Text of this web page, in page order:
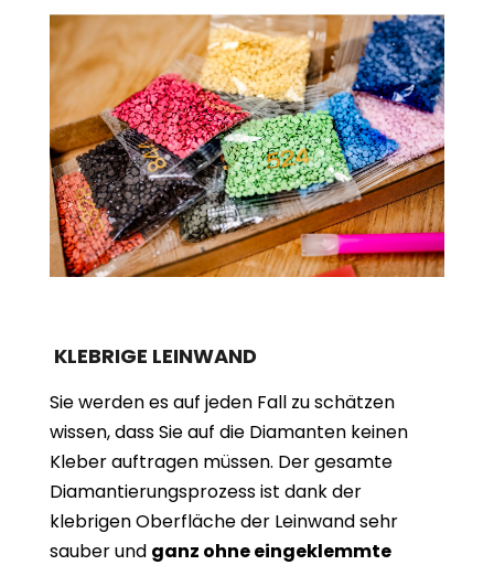
KLEBRIGE LEINWAND
Sie werden es auf jeden Fall zu schätzen
wissen, dass Sie auf die Diamanten keinen
Kleber auftragen müssen. Der gesamte
Diamantierungsprozess ist dank der
klebrigen Oberfläche der Leinwand sehr
sauber und ganz ohne eingeklemmte